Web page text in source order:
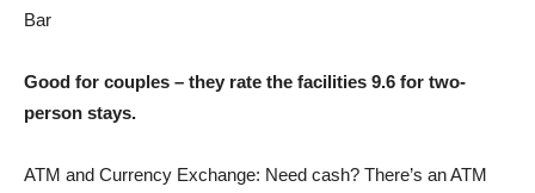
Bar
Good for couples – they rate the facilities 9.6 for two-
person stays.
ATM and Currency Exchange: Need cash? There’s an ATM